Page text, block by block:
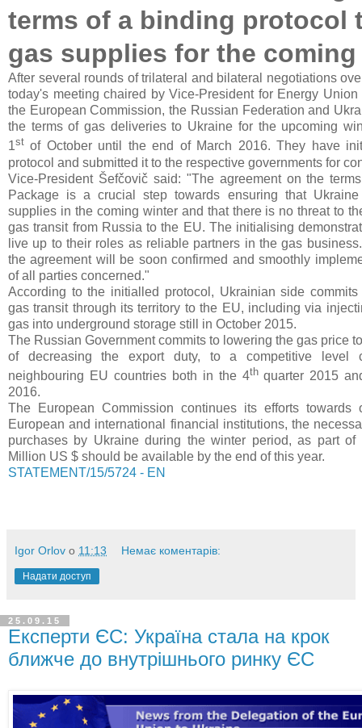
terms of a binding protocol
gas supplies for the
After several rounds of trilateral and bilateral negotiations
today's meeting chaired by Vice-President for Energy Union
the European Commission, the Russian Federation and
the terms of gas deliveries to Ukraine for the upcoming
1st of October until the end of March 2016. They have
protocol and submitted it to the respective governments for
Vice-President Šefčovič said: "The agreement on the
Package is a crucial step towards ensuring that
supplies in the coming winter and that there is no threat to
gas transit from Russia to the EU. The initialising
live up to their roles as reliable partners in the gas
the agreement will be soon confirmed and smoothly
of all parties concerned."
According to the initialled protocol, Ukrainian side
gas transit through its territory to the EU, including via
gas into underground storage still in October 2015.
The Russian Government commits to lowering the gas price
of decreasing the export duty, to a competitive level
neighbouring EU countries both in the 4thquarter 2015
2016.
The European Commission continues its efforts towards
European and international financial institutions, the
purchases by Ukraine during the winter period, as part
Million US $ should be available by the end of this year.
STATEMENT/15/5724 - EN
Igor Orlov о 11:13 Немає коментарів:
Надати доступ
25.09.15
Експерти ЄС: Україна стала на крок
ближче до внутрішнього ринку ЄС